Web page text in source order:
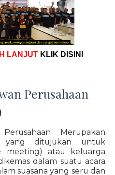
LANJUT KLIK DISINI
Perusahaan
Merupakan
yang ditujukan untuk
meeting) atau keluarga
dalam suatu acara
suasana yang seru dan